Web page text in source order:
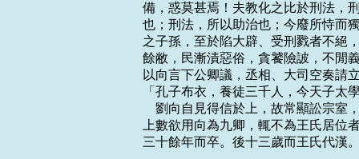
備，惑莫甚焉！夫教化之比於刑法，
也；刑法，所以助治也；今廢所恃而
之子孫，至於陷大辟、受刑戮者不絕
餘敝，民漸漬惡俗，貪饕險詖，不閒
以向言下公卿議，丞相、大司空奏請
「孔子布衣，養徒三千人，今天子太
劉向自見得信於上，故常顯訟宗
上數欲用向為九卿，輒不為王氏居位
三十餘年而卒。後十三歲而王氏代漢